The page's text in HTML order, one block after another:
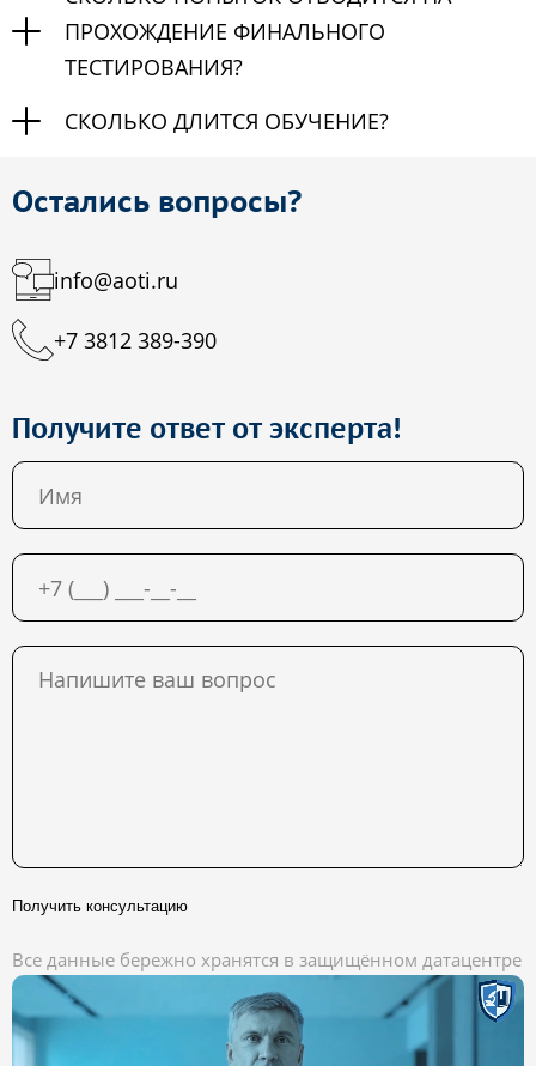
ПРОХОЖДЕНИЕ ФИНАЛЬНОГО
ТЕСТИРОВАНИЯ?
СКОЛЬКО ДЛИТСЯ ОБУЧЕНИЕ?
Остались вопросы?
info@aoti.ru
+7 3812 389-390
Получите ответ от эксперта!
Получить консультацию
Все данные бережно хранятся в защищённом датацентре